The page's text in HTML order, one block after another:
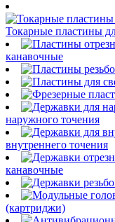
Токарные пластины
канавочные
наружного точения
внутреннего точения
канавочные
(картриджи)